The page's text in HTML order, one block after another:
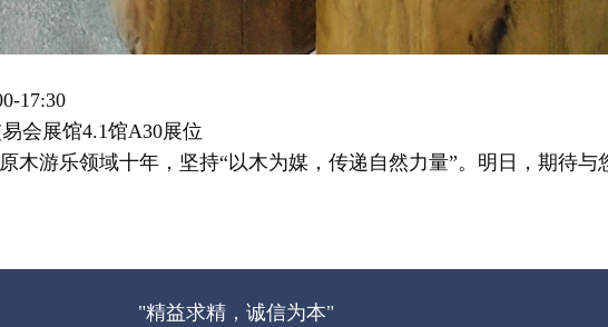
17:30
会展馆4.1馆A30展位
木游乐领域十年，坚持“以木为媒，传递自然力量”。明日，期待
"精益求精，诚信为本"